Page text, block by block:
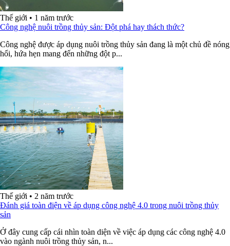
Thế giới • 1 năm trước
Công nghệ nuôi trồng thủy sản: Đột phá hay thách thức?
Công nghệ được áp dụng nuôi trồng thủy sản đang là một chủ đề nóng
hổi, hứa hẹn mang đến những đột p...
Thế giới • 2 năm trước
Đánh giá toàn điện về áp dụng công nghệ 4.0 trong nuôi trồng thủy
sản
Ở đây cung cấp cái nhìn toàn diện về việc áp dụng các công nghệ 4.0
vào ngành nuôi trồng thủy sản, n...